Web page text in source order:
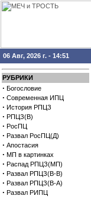
06 Авг, 2026 г. - 14:51
РУБРИКИ
· Богословие
· Современная ИПЦ
· История РПЦЗ
· РПЦЗ(В)
· РосПЦ
· Развал РосПЦ(Д)
· Апостасия
· МП в картинках
· Распад РПЦЗ(МП)
· Развал РПЦЗ(В-В)
· Развал РПЦЗ(В-А)
· Развал РИПЦ